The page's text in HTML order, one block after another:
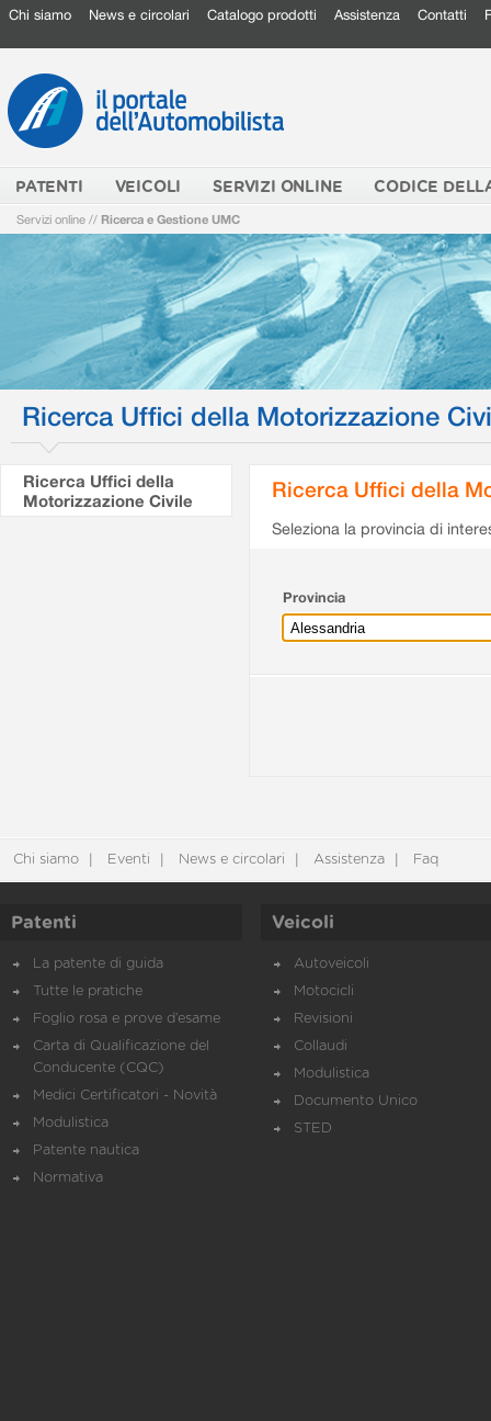
Chi siamo News e circolari Catalogo prodotti Assistenza Contatti
PATENTI VEICOLI SERVIZI ONLINE CODICE
Servizi online // Ricerca e Gestione UMC
Ricerca Uffici della Motorizzazione
Ricerca Uffici della
Motorizzazione Civile
Ricerca Uffici della
Seleziona la provincia di
Provincia
Chi siamo Eventi News e circolari Assistenza Faq
Patenti
La patente di guida
Tutte le pratiche
Foglio rosa e prove d’esame
Carta di Qualificazione del
Conducente (CQC)
Medici Certificatori - Novità
Modulistica
Patente nautica
Normativa
Veicoli
Autoveicoli
Motocicli
Revisioni
Collaudi
Modulistica
Documento Unico
STED